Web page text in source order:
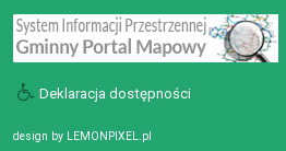
Deklaracja dostępności
design by LEMONPIXEL.pl